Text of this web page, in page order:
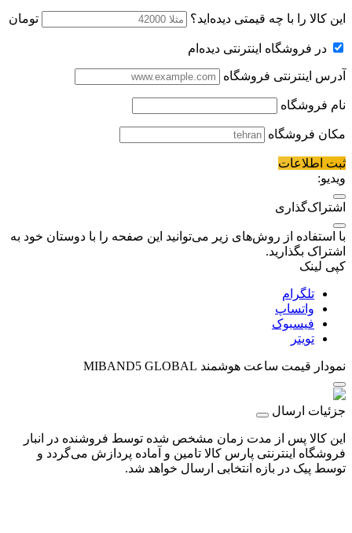
این کالا را با چه قیمتی دیده‌اید؟ تومان
در فروشگاه اینترنتی دیده‌ام
آدرس اینترنتی فروشگاه
نام فروشگاه
مکان فروشگاه
ثبت اطلاعات
ویدیو:
اشتراک‌گذاری
با استفاده از روش‌های زیر می‌توانید این صفحه را با دوستان خود به
اشتراک بگذارید.
کپی لینک
تلگرام
واتساپ
فیسبوک
تویتر
نمودار قیمت ساعت هوشمند MIBAND5 GLOBAL
جزئیات ارسال
این کالا پس از مدت زمان مشخص شده توسط فروشنده در انبار
فروشگاه اینترنتی پارس کالا تامین و آماده پردازش می‌گردد و
توسط پیک در بازه انتخابی ارسال خواهد شد.